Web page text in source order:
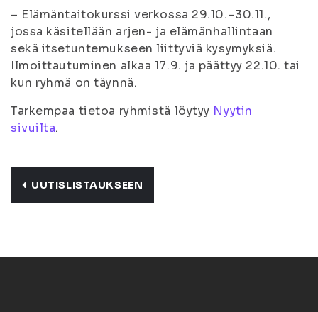
– Elämäntaitokurssi verkossa 29.10.–30.11.,
jossa käsitellään arjen- ja elämänhallintaan
sekä itsetuntemukseen liittyviä kysymyksiä.
Ilmoittautuminen alkaa 17.9. ja päättyy 22.10. tai
kun ryhmä on täynnä.
Tarkempaa tietoa ryhmistä löytyy Nyytin
sivuilta.
UUTISLISTAUKSEEN